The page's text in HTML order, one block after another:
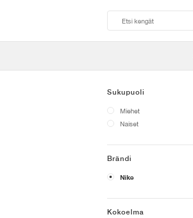
Sukupuoli
Miehet
Naiset
Brändi
Nike
Kokoelma